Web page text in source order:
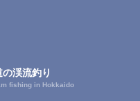
の渓流釣り
fishing in Hokkaido